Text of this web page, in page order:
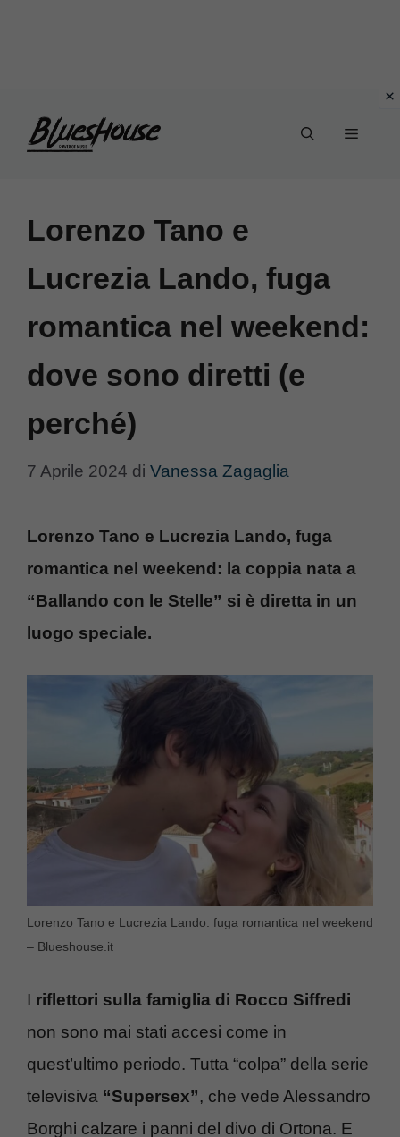
Menu
Lorenzo Tano e
Lucrezia Lando, fuga
romantica nel weekend:
dove sono diretti (e
perché)
7 Aprile 2024 di Vanessa Zagaglia
Lorenzo Tano e Lucrezia Lando, fuga
romantica nel weekend: la coppia nata a
“Ballando con le Stelle” si è diretta in un
luogo speciale.
Lorenzo Tano e Lucrezia Lando: fuga romantica nel weekend
– Blueshouse.it
I riflettori sulla famiglia di Rocco Siffredi
non sono mai stati accesi come in
quest’ultimo periodo. Tutta “colpa” della serie
televisiva “Supersex”, che vede Alessandro
Borghi calzare i panni del divo di Ortona. E